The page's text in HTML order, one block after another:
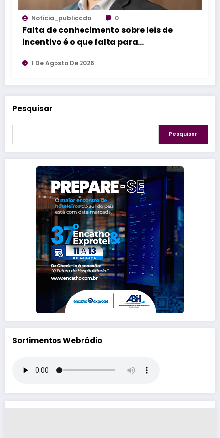
Noticia_publicada 0
Falta de conhecimento sobre leis de
incentivo é o que falta para
impulsionar inovação industrial
1 De Agosto De 2026
Pesquisar
Pesquisar
Sortimentos Webrádio